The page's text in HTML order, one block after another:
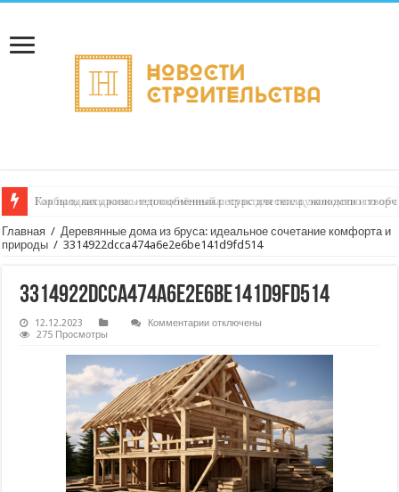
Горбыль как дрова: недооценённый ресурс для тепла, экономии и
Главная / Деревянные дома из бруса: идеальное сочетание комфорта и
природы / 3314922dcca474a6e2e6be141d9fd514
3314922dcca474a6e2e6be141d9fd514
12.12.2023 Комментариикотключены
275 Просмотры